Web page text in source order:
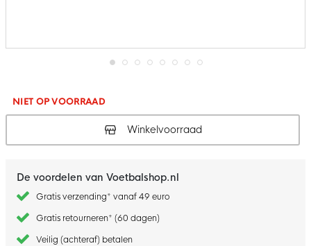
hetNIET OP VOORRAAD
Winkelvoorraad
De voordelen van Voetbalshop.nl
Gratis verzending* vanaf 49 euro
Gratis retourneren* (60 dagen)
Veilig (achteraf) betalen